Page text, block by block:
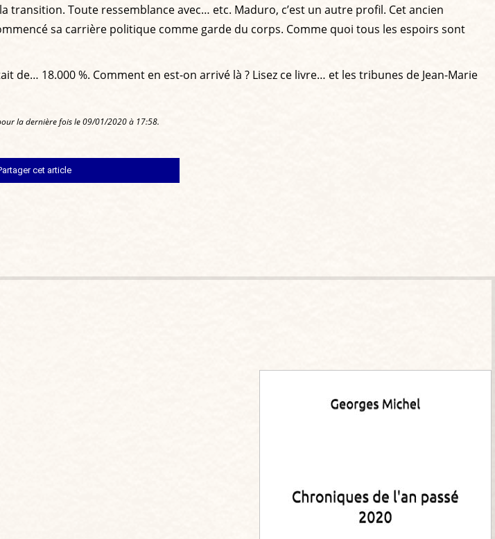
transition. Toute ressemblance avec… etc. Maduro, c’est un autre profil. Cet ancien
sa carrière politique comme garde du corps. Comme quoi tous les espoirs sont
de… 18.000 %. Comment en est-on arrivé là ? Lisez ce livre… et les tribunes de Jean-Marie
la dernière fois le 09/01/2020 à 17:58.
cet article